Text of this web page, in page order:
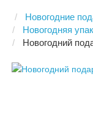
Новогодние
Новогодняя
Новогодний